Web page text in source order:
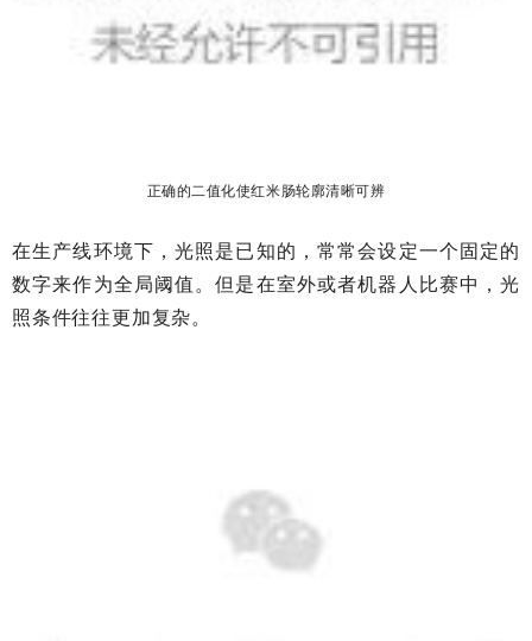
正确的二值化使红米肠轮廓清晰可辨
在生产线环境下，光照是已知的，常常会设定一个固定的
数字来作为全局阈值。但是在室外或者机器人比赛中，光
照条件往往更加复杂。